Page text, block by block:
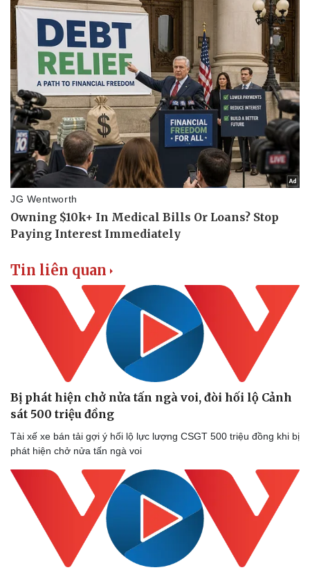
Doanh nghiệp
Thông tin doanh nghiệp
Doanh nghiệp 24h
Doanh nhân
Vì cộng đồng
Sành điệu
Tin Công nghệ
Trải nghiệm
Chuyển đổi số
Tin liên quan
Bị phát hiện chở nửa tấn ngà voi, đòi hối lộ Cảnh
sát 500 triệu đồng
Tài xế xe bán tải gợi ý hối lộ lực lượng CSGT 500 triệu đồng khi bị
phát hiện chở nửa tấn ngà voi